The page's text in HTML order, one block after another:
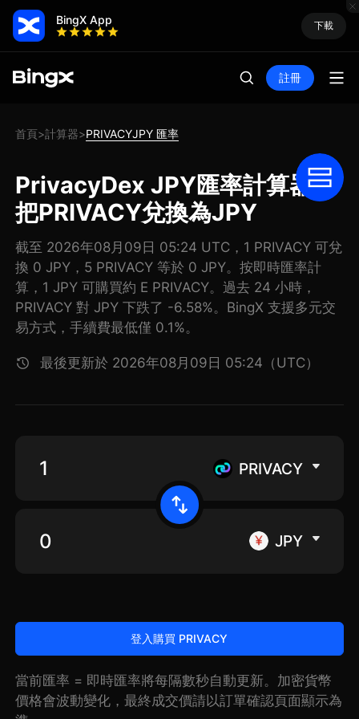
BingX App 下載
註冊
首頁>計算器>PRIVACYJPY 匯率
PrivacyDex JPY匯率計算器:
把PRIVACY兌換為JPY
截至 2026年08月09日 05:24 UTC，1 PRIVACY 可兌
換 0 JPY，5 PRIVACY 等於 0 JPY。按即時匯率計
算，1 JPY 可購買約 E PRIVACY。過去 24 小時，
PRIVACY 對 JPY 下跌了 -6.58%。BingX 支援多元交
易方式，手續費最低僅 0.1%。
最後更新於 2026年08月09日 05:24（UTC）
PRIVACY
JPY
登入購買 PRIVACY
當前匯率 = 即時匯率將每隔數秒自動更新。加密貨幣
價格會波動變化，最終成交價請以訂單確認頁面顯示為